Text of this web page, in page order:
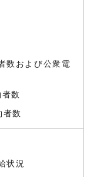
および公衆電
数
数
況